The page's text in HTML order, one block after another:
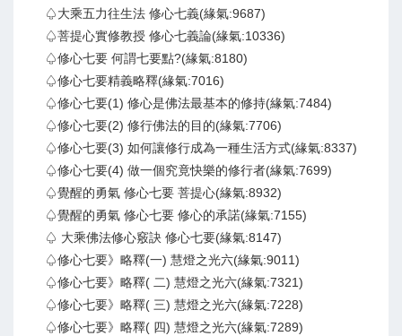
♤大乘五力往生法 修心七義(緣氣:9687)
♤菩提心實修教授 修心七義論(緣氣:10336)
♤修心七要 何謂七要點?(緣氣:8180)
♤修心七要精義略釋(緣氣:7016)
♤修心七要(1) 修心是佛法最基本的修持(緣氣:7484)
♤修心七要(2) 修行佛法的目的(緣氣:7706)
♤修心七要(3) 如何讓修行成為一種生活方式(緣氣:8337)
♤修心七要(4) 做一個究竟快樂的修行者(緣氣:7699)
♤覺醒的勇氣 修心七要 菩提心(緣氣:8932)
♤覺醒的勇氣 修心七要 修心的承諾(緣氣:7155)
♤ 大乘佛法修心竅訣 修心七要(緣氣:8147)
♤修心七要》略釋(一) 慧燈之光六(緣氣:9011)
♤修心七要》略釋( 二) 慧燈之光六(緣氣:7321)
♤修心七要》略釋( 三) 慧燈之光六(緣氣:7228)
♤修心七要》略釋( 四) 慧燈之光六(緣氣:7289)